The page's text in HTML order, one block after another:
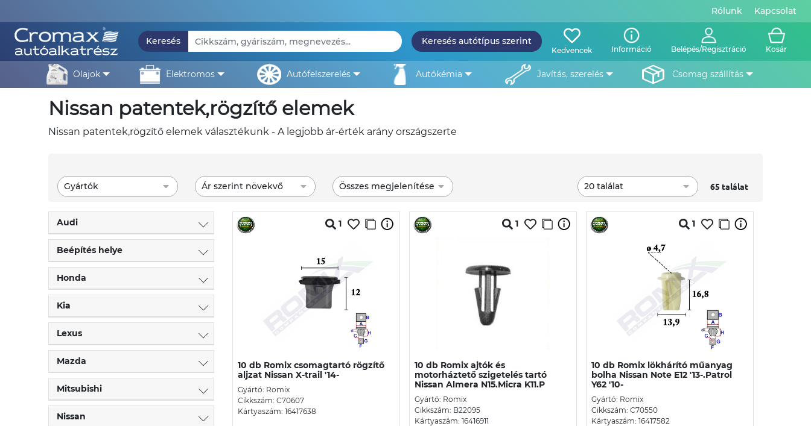
Rólunk Kapcsolat
Keresés Keresés autótípus szerint
Kedvencek Információ Belépés/Regisztráció Kosár
olajok elektromos autófelszerelés autókémia javítás, szerelés csomag szállítás
nissan patentek,rögzítő elemek
nissan patentek,rögzítő elemek választékunk - A legjobb ár-érték arány országszerte
Gyártók Ár szerint növekvő Összes megjelenítése 20 találat 65 találat
Audi
Beépítés helye
Honda
Kia
Lexus
Mazda
Mitsubishi
Nissan
1
10 db Romix csomagtartó rögzítő
aljzat Nissan X-trail '14-
Gyártó: Romix
Cikkszám: C70607
Kártyaszám: 16417638
1
10 db Romix ajtók és
motorháztető szigetelés tartó
Nissan Almera N15.Micra K11.P
Gyártó: Romix
Cikkszám: B22095
Kártyaszám: 16416911
1
10 db Romix lökhárító műanyag
bolha Nissan Note E12 '13-.Patrol
Y62 '10-
Gyártó: Romix
Cikkszám: C70550
Kártyaszám: 16417582